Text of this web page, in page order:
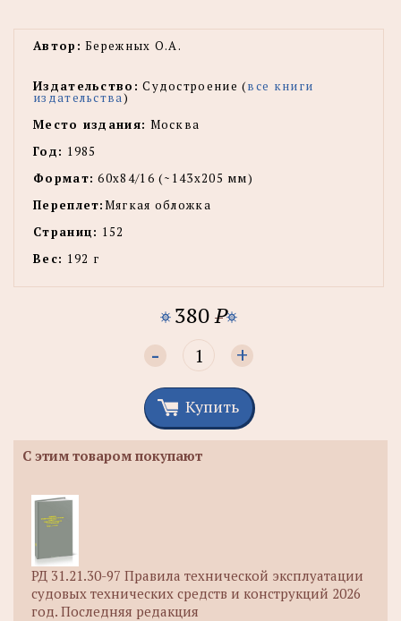
Автор: Бережных О.А.
Издательство: Судостроение (все книги
издательства)
Место издания: Москва
Год: 1985
Формат: 60x84/16 (~143х205 мм)
Переплет:Мягкая обложка
Страниц: 152
Вес: 192 г
380P
- +
Купить
С этим товаром покупают
РД 31.21.30-97 Правила технической эксплуатации
судовых технических средств и конструкций 2026
год. Последняя редакция